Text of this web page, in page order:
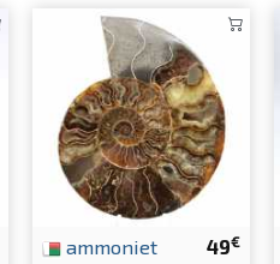
49€
ammoniet